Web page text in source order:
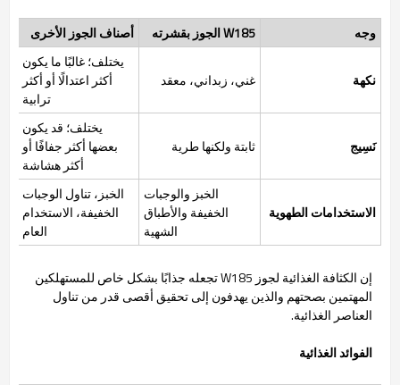
وجه W185 الجوز بقشرته أصناف الجوز الأخرى
نكهة غني، زبداني، معقد
يختلف؛ غالبًا ما يكون
أكثر اعتدالًا أو أكثر
ترابية
نَسِيج ثابتة ولكنها طرية
يختلف؛ قد يكون
بعضها أكثر جفافًا أو
أكثر هشاشة
الاستخدامات الطهوية
الخبز والوجبات
الخفيفة والأطباق
الشهية
الخبز، تناول الوجبات
الخفيفة، الاستخدام
العام
إن الكثافة الغذائية لجوز W185 تجعله جذابًا بشكل خاص للمستهلكين
المهتمين بصحتهم والذين يهدفون إلى تحقيق أقصى قدر من تناول
العناصر الغذائية.
الفوائد الغذائية